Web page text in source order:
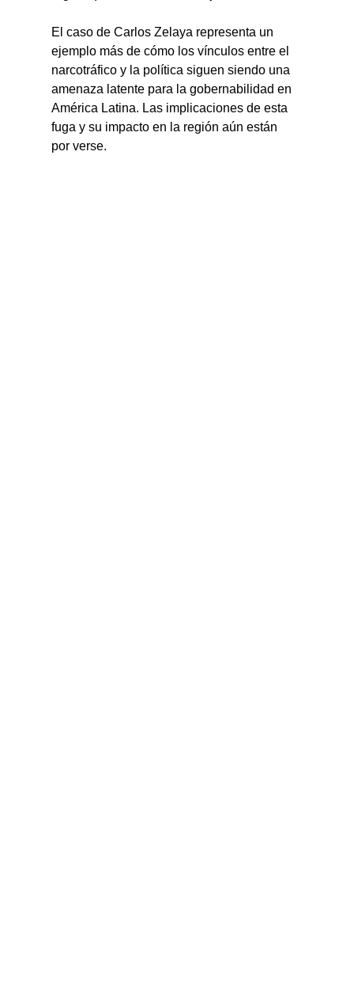
El caso de Carlos Zelaya representa un
ejemplo más de cómo los vínculos entre el
narcotráfico y la política siguen siendo una
amenaza latente para la gobernabilidad en
América Latina. Las implicaciones de esta
fuga y su impacto en la región aún están
por verse.